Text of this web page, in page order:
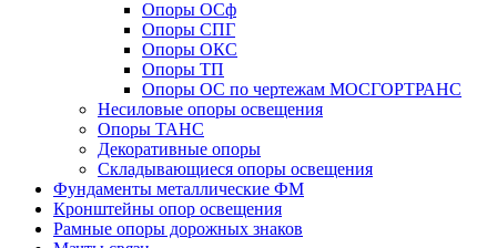
Опоры ОСф
Опоры СПГ
Опоры ОКС
Опоры ТП
Опоры ОС по чертежам МОСГОРТРАНС
Несиловые опоры освещения
Опоры ТАНС
Декоративные опоры
Складывающиеся опоры освещения
Фундаменты металлические ФМ
Кронштейны опор освещения
Рамные опоры дорожных знаков